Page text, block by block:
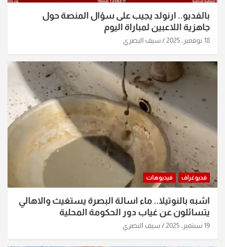
بالفديو.. ارنولد يجيب على سؤال المنصة حول
جاهزية اللاعبين لمباراة اليوم
18 نوفمبر، 2025 سيف البصري
فديوغراف فيديوهات
اشبه بالنوتيلا.. ماء اسالة البصرة يستغيث والاهالي
يتسائلون عن غياب دور الحكومة المحلية
19 سبتمبر، 2025 سيف البصري